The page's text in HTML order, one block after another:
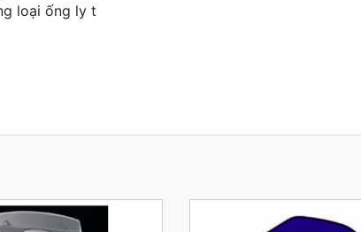
loại ống ly t